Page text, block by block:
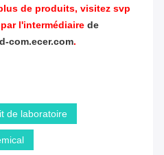
de produits, visitez svp
l'intermédiaire de
com.ecer.com.
de laboratoire